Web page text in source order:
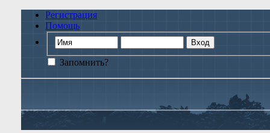
Регистрация
Помощь
Запомнить?